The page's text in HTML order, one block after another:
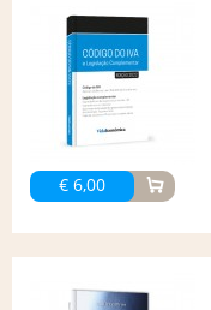
€ 6,00